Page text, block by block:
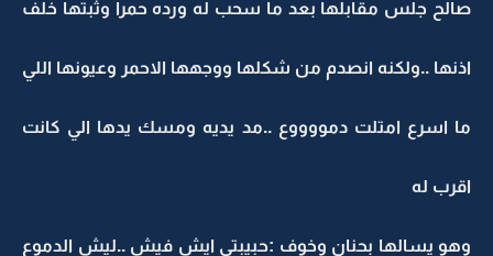
صالح جلس مقابلها بعد ما سحب له ورده حمرا وثبتها خلف
اذنها ..ولكنه انصدم من شكلها ووجهها الاحمر وعيونها اللي
ما اسرع امتلت دمووووع ..مد يديه ومسك يدها الي كانت
اقرب له
وهو يسالها بحنان وخوف :حبيبتي ايش فيش ..ليش الدموع